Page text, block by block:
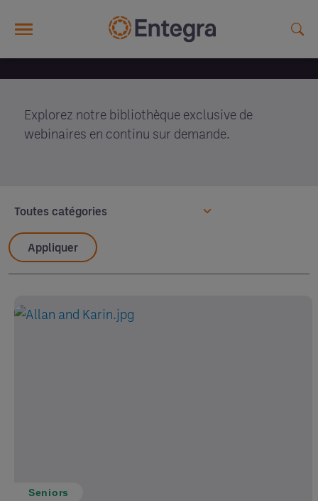
Webinaires
Explorez notre bibliothèque exclusive de
webinaires en continu sur demande.
Toutes catégories
Appliquer
Seniors